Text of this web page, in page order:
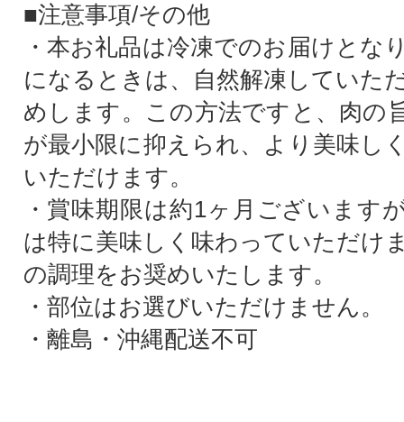
■注意事項/その他
・本お礼品は冷凍でのお届けとな
になるときは、自然解凍していた
めします。この方法ですと、肉の
が最小限に抑えられ、より美味し
いただけます。
・賞味期限は約1ヶ月ございます
は特に美味しく味わっていただけ
の調理をお奨めいたします。
・部位はお選びいただけません。
・離島・沖縄配送不可